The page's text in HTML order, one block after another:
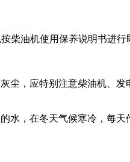
柴油机使用保养说明书进行
尘，应特别注意柴油机、
水，在冬天气候寒冷，每